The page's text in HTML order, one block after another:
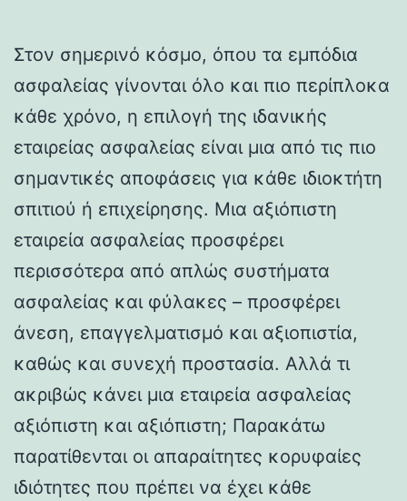
Στον σημερινό κόσμο, όπου τα εμπόδια
ασφαλείας γίνονται όλο και πιο περίπλοκα
κάθε χρόνο, η επιλογή της ιδανικής
εταιρείας ασφαλείας είναι μια από τις πιο
σημαντικές αποφάσεις για κάθε ιδιοκτήτη
σπιτιού ή επιχείρησης. Μια αξιόπιστη
εταιρεία ασφαλείας προσφέρει
περισσότερα από απλώς συστήματα
ασφαλείας και φύλακες – προσφέρει
άνεση, επαγγελματισμό και αξιοπιστία,
καθώς και συνεχή προστασία. Αλλά τι
ακριβώς κάνει μια εταιρεία ασφαλείας
αξιόπιστη και αξιόπιστη; Παρακάτω
παρατίθενται οι απαραίτητες κορυφαίες
ιδιότητες που πρέπει να έχει κάθε